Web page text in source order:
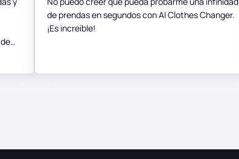
de prendas en segundos con AI Clothes Changer.
¡Es increíble!